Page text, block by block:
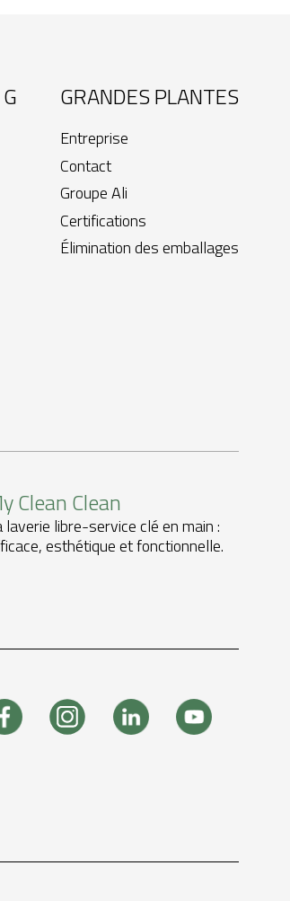
GRANDES PLANTES
Entreprise
Contact
Groupe Ali
Certifications
Élimination des emballages
Clean Clean
laverie libre-service clé en main :
esthétique et fonctionnelle.